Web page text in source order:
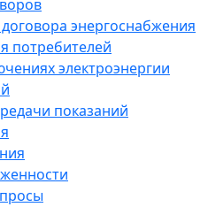
энергоснабжения
потребителей
электроэнергии
показаний